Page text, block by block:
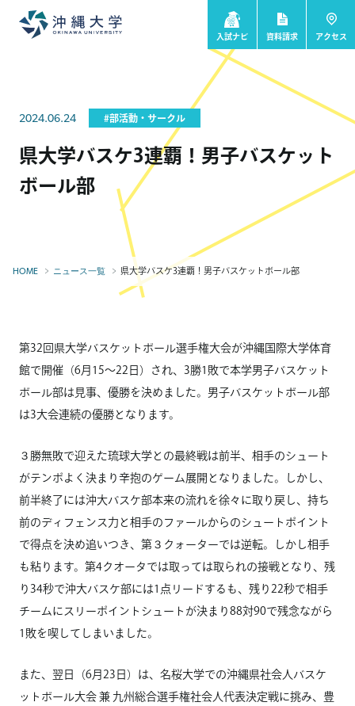
入試ナビ 資料請求 アクセス
2024.06.24 #部活動・サークル
県大学バスケ3連覇！男子バスケット
ボール部
HOME ニュース一覧 県大学バスケ3連覇！男子バスケットボール部
第32回県大学バスケットボール選手権大会が沖縄国際大学体育
館で開催（6月15～22日）され、3勝1敗で本学男子バスケット
ボール部は見事、優勝を決めました。男子バスケットボール部
は3大会連続の優勝となります。
３勝無敗で迎えた琉球大学との最終戦は前半、相手のシュート
がテンポよく決まり辛抱のゲーム展開となりました。しかし、
前半終了には沖大バスケ部本来の流れを徐々に取り戻し、持ち
前のディフェンス力と相手のファールからのシュートポイント
で得点を決め追いつき、第３クォーターでは逆転。しかし相手
も粘ります。第4クオータでは取っては取られの接戦となり、残
り34秒で沖大バスケ部には1点リードするも、残り22秒で相手
チームにスリーポイントシュートが決まり88対90で残念ながら
1敗を喫してしまいました。
また、翌日（6月23日）は、名桜大学での沖縄県社会人バスケ
ットボール大会 兼 九州総合選手権社会人代表決定戦に挑み、豊